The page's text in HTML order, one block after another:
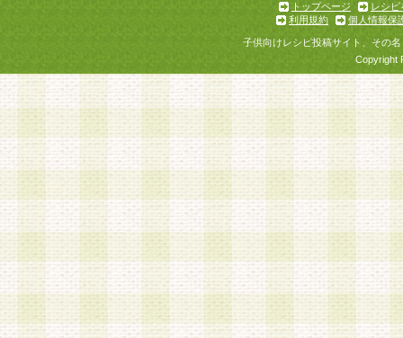
トップページ
レシピ
利用規約
個人情報保
子供向けレシピ投稿サイト、その
Copyright